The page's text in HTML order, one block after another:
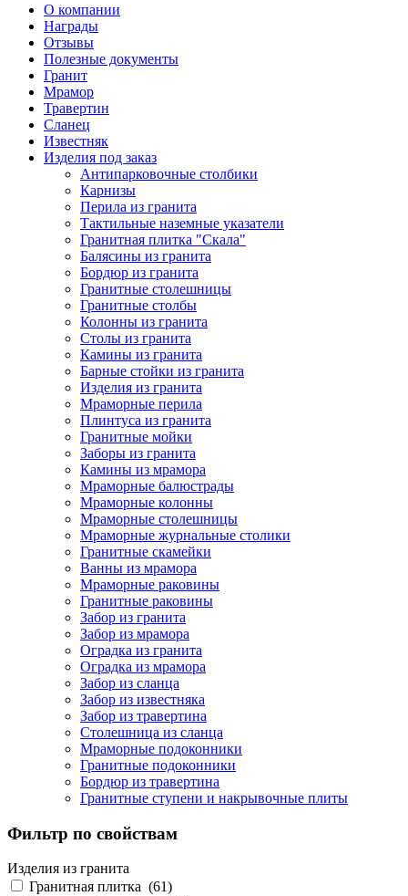
О компании
Награды
Отзывы
Полезные документы
Гранит
Мрамор
Травертин
Сланец
Известняк
Изделия под заказ
Антипарковочные столбики
Карнизы
Перила из гранита
Тактильные наземные указатели
Гранитная плитка "Скала"
Балясины из гранита
Бордюр из гранита
Гранитные столешницы
Гранитные столбы
Колонны из гранита
Столы из гранита
Камины из гранита
Барные стойки из гранита
Изделия из гранита
Мраморные перила
Плинтуса из гранита
Гранитные мойки
Заборы из гранита
Камины из мрамора
Мраморные балюстрады
Мраморные колонны
Мраморные столешницы
Мраморные журнальные столики
Гранитные скамейки
Ванны из мрамора
Мраморные раковины
Гранитные раковины
Забор из гранита
Забор из мрамора
Оградка из гранита
Оградка из мрамора
Забор из сланца
Забор из известняка
Забор из травертина
Столешница из сланца
Мраморные подоконники
Гранитные подоконники
Бордюр из травертина
Гранитные ступени и накрывочные плиты
Фильтр по свойствам
Изделия из гранита
Гранитная плитка (61)